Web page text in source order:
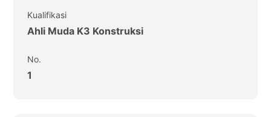
Kualifikasi
Ahli Muda K3 Konstruksi
No.
1